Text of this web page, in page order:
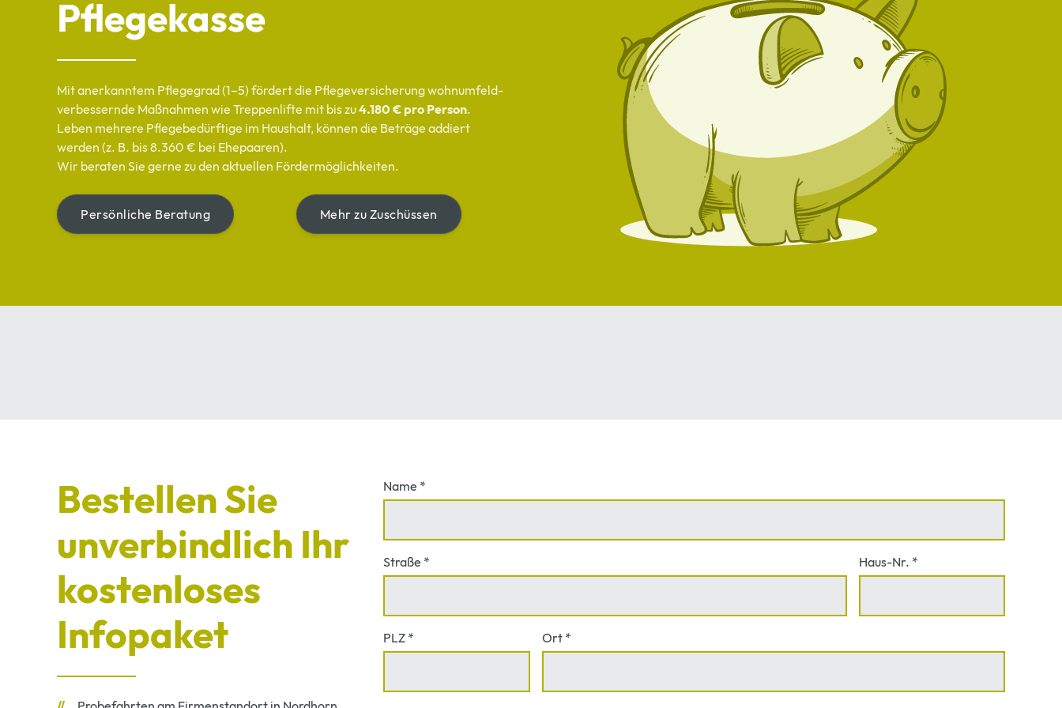
Pflegekasse
Mit anerkanntem Pflegegrad (1–5) fördert die Pflegeversicherung wohnumfeld­
verbessernde Maßnahmen wie Treppenlifte mit bis zu4.180 € pro Person.
Leben mehrere Pflegebedürftige im Haushalt, können die Beträge addiert
werden (z. B. bis 8.360 € bei Ehepaaren).
Wir beraten Sie gerne zu den aktuellen Fördermöglichkeiten.
Persönliche Beratung Mehr zu Zuschüssen
Bestellen Sie
unverbindlich Ihr
kostenloses
Infopaket
Name *
Straße * Haus-Nr. *
PLZ * Ort *
Url